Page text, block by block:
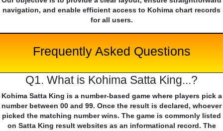
navigation, and enable efficient access to Kohima chart records
for all users.
Frequently Asked Questions
Q1. What is Kohima Satta King...?
Kohima Satta King is a number-based game where players pick a
number between 00 and 99. Once the result is declared, whoever
picked the matching number wins. The game is commonly listed
on Satta King result websites as an informational record. The